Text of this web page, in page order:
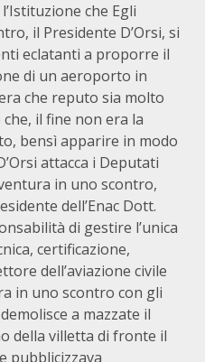
che Egli
il Presidente D’Orsi, si
eclatanti a proporre il
di un aeroporto in
che reputo sia molto
il fine non era la
bensì apparire in modo
attacca i Deputati
in uno scontro,
dell’Enac Dott.
di gestire l’unica
certificazione,
dell’aviazione civile
in uno scontro con gli
a mazzate il
della villetta di fronte il
pubblicizzava